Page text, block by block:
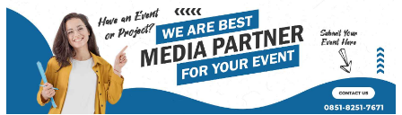
Loncat